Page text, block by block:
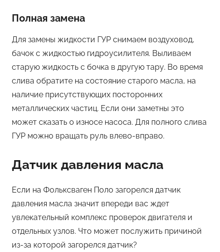
Полная замена
Для замены жидкости ГУР снимаем воздуховод,
бачок с жидкостью гидроусилителя. Выливаем
старую жидкость с бочка в другую тару. Во время
слива обратите на состояние старого масла, на
наличие присутствующих посторонних
металлических частиц. Если они заметны это
может сказать о износе насоса. Для полного слива
ГУР можно вращать руль влево-вправо.
Датчик давления масла
Если на Фольксваген Поло загорелся датчик
давления масла значит впереди вас ждет
увлекательный комплекс проверок двигателя и
отдельных узлов. Что может послужить причиной
из-за которой загорелся датчик?